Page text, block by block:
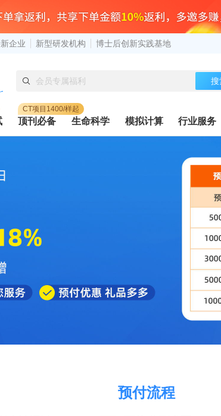
企业 新型研发机构 博士后创新实践基地
搜
顶刊必备
CT项目1400/样起
生命科学 模拟计算 行业服务
预付流程